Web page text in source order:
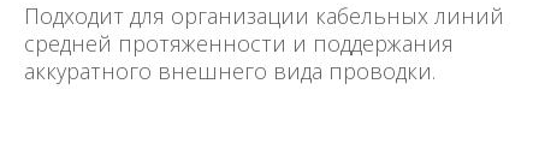
Подходит для организации кабельных линий
средней протяженности и поддержания
аккуратного внешнего вида проводки.